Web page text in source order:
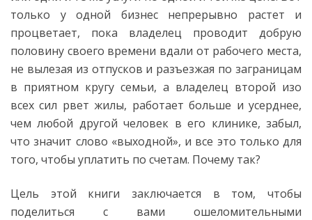
только у одной бизнес непрерывно растет и
процветает, пока владелец проводит добрую
половину своего времени вдали от рабочего места,
не вылезая из отпусков и разъезжая по заграницам
в приятном кругу семьи, а владелец второй изо
всех сил рвет жилы, работает больше и усерднее,
чем любой другой человек в его клинике, забыл,
что значит слово «выходной», и все это только для
того, чтобы уплатить по счетам. Почему так?
Цель этой книги заключается в том, чтобы
поделиться с вами ошеломительными